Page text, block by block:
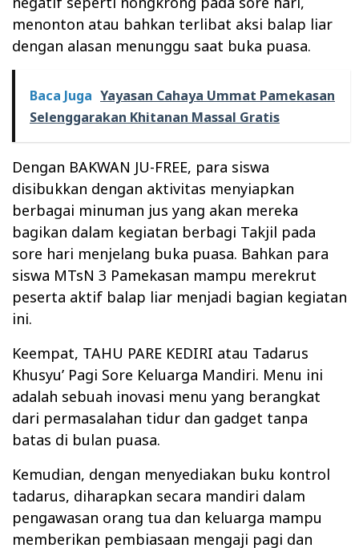
menonton atau bahkan terlibat aksi balap liar
dengan alasan menunggu saat buka puasa.
Baca Juga Yayasan Cahaya Ummat Pamekasan
Selenggarakan Khitanan Massal Gratis
Dengan BAKWAN JU-FREE, para siswa
disibukkan dengan aktivitas menyiapkan
berbagai minuman jus yang akan mereka
bagikan dalam kegiatan berbagi Takjil pada
sore hari menjelang buka puasa. Bahkan para
siswa MTsN 3 Pamekasan mampu merekrut
peserta aktif balap liar menjadi bagian kegiatan
ini.
Keempat, TAHU PARE KEDIRI atau Tadarus
Khusyu’ Pagi Sore Keluarga Mandiri. Menu ini
adalah sebuah inovasi menu yang berangkat
dari permasalahan tidur dan gadget tanpa
batas di bulan puasa.
Kemudian, dengan menyediakan buku kontrol
tadarus, diharapkan secara mandiri dalam
pengawasan orang tua dan keluarga mampu
memberikan pembiasaan mengaji pagi dan